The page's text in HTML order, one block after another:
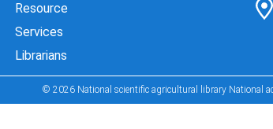
Resource
Services
Librarians
© 2026 National scientific agricultural library National